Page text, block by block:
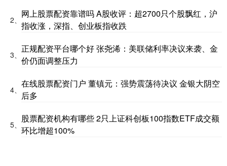
2、
网上股票配资靠谱吗 A股收评：超2700只个股飘红，沪
指收涨，深指、创业板指收跌
3、
正规配资平台哪个好 张尧浠：美联储利率决议来袭、金
价仍面调整压力
4、
在线股票配资门户 董镇元：强势震荡待决议 金银大阴空
后多
5、
股票配资机构有哪些 2只上证科创板100指数ETF成交额
环比增超100%